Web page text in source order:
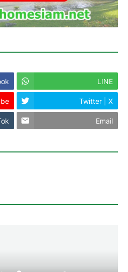
LINE
Twitter | X
Email